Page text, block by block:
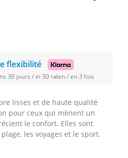
flexibilité
30 jours / in 30 raten / en 3 fois
lisses et de haute qualité
pour ceux qui mènent un
le confort. Elles sont
les voyages et le sport.